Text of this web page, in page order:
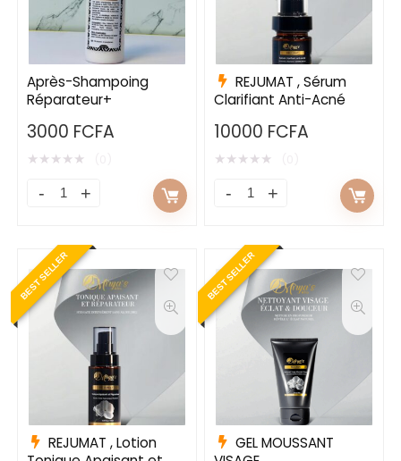
Après-Shampoing
Réparateur+
3000 FCFA
★★★★★
REJUMAT , Sérum
Clarifiant Anti-Acné
10000 FCFA
★★★★★
BEST SELLER
REJUMAT , Lotion
BEST SELLER
GEL MOUSSANT